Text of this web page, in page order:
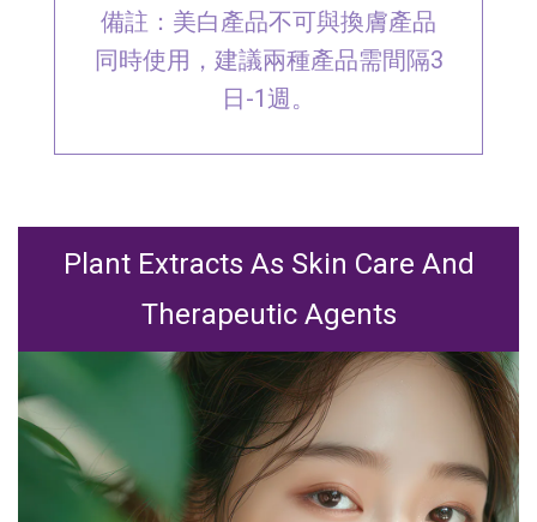
備註：美白產品不可與換膚產品
同時使用，建議兩種產品需間隔3
日-1週。
Plant Extracts As Skin Care And
Therapeutic Agents